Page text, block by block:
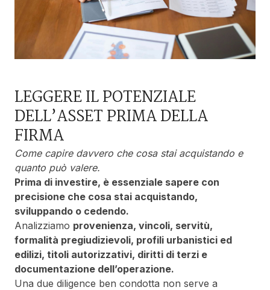
LEGGERE IL POTENZIALE
DELL’ASSET PRIMA DELLA
FIRMA
Come capire davvero che cosa stai acquistando e
quanto può valere.
Prima di investire, è essenziale sapere con
precisione che cosa stai acquistando,
sviluppando o cedendo.
Analizziamo provenienza, vincoli, servitù,
formalità pregiudizievoli, profili urbanistici ed
edilizi, titoli autorizzativi, diritti di terzi e
documentazione dell’operazione.
Una due diligence ben condotta non serve a